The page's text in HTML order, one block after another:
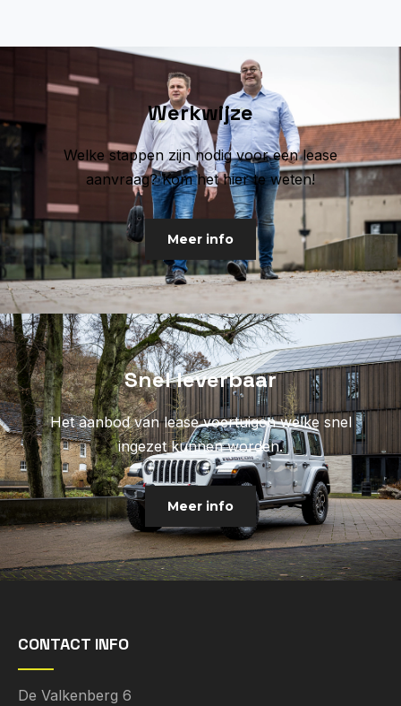
Werkwijze
Welke stappen zijn nodig voor een lease
aanvraag? Kom het hier te weten!
Meer info
Snel leverbaar
Het aanbod van lease voertuigen welke snel
ingezet kunnen worden.
Meer info
CONTACT INFO
De Valkenberg 6